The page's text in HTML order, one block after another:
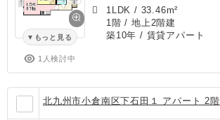
もっと見る
1人検討中
1LDK / 33.46m²
1階 / 地上2階建
築10年 / 賃貸アパート
北九州市小倉南区下石田１ アパート 2階